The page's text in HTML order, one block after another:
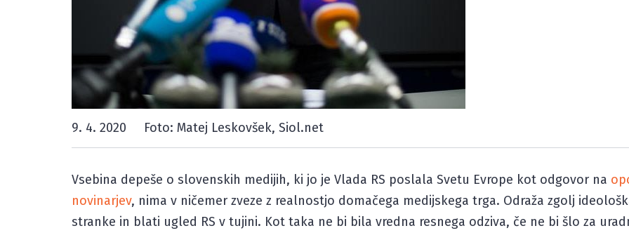
9. 4. 2020 Foto: Matej Leskovšek, Siol.net
Vsebina depeše o slovenskih medijih, ki jo je Vlada RS poslala Svetu Evrope kot odgovor na
novinarjev, nima v ničemer zveze z realnostjo domačega medijskega trga. Odraža zgolj
stranke in blati ugled RS v tujini. Kot taka ne bi bila vredna resnega odziva, če ne bi šlo za